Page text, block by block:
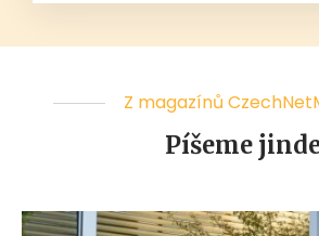
Z magazínů
Píšeme